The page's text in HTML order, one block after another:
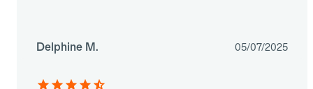
Delphine M. 05/07/2025